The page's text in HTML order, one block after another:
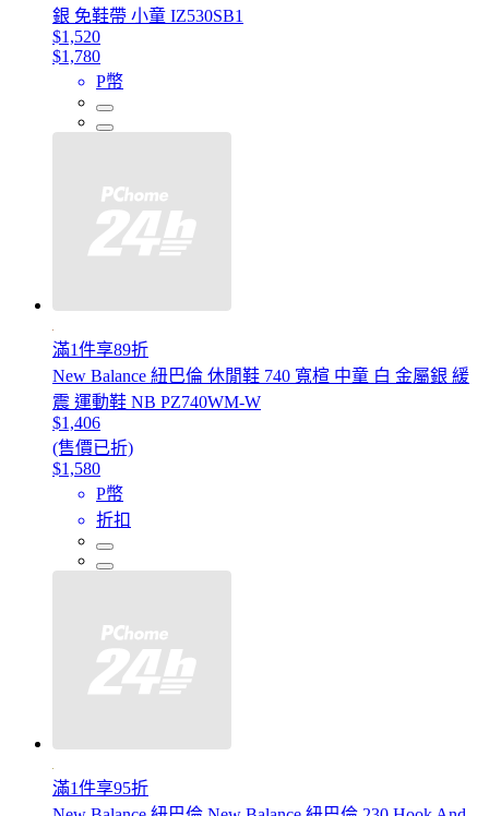
銀 免鞋帶 小童 IZ530SB1
$1,520
$1,780
P幣
滿1件享89折
New Balance 紐巴倫 休閒鞋 740 寬楦 中童 白 金屬銀 緩
震 運動鞋 NB PZ740WM-W
$1,406
(售價已折)
$1,580
P幣
折扣
滿1件享95折